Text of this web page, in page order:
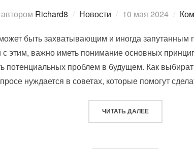
автором Richard8 Новости Опубликовано
10 мая 2024
быть захватывающим и иногда запутанным
с этим, важно иметь понимание основных
потенциальных проблем в будущем. Как
нуждается в советах, которые помогут
ЧИТАТЬ ДАЛЕЕ«КАК